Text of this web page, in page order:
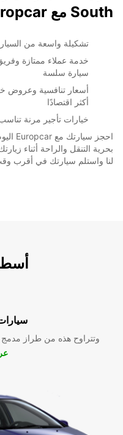
South مع Europcar
تشكيلة واسعة من
خدمة عملاء ممتازة
سيارة سلسة
أكثر اقتصادًا
خيارات تأجير مرنة
بحرية التنقل والراحة أثناء
لنا واستلم سيارتك في أقرب
وتتراوح هذه من طراز مدمج